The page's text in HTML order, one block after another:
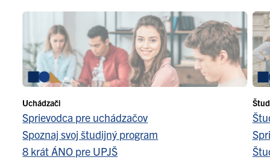
Uchádzači
Sprievodca pre uchádzačov
Spoznaj svoj študijný program
8 krát ÁNO pre UPJŠ